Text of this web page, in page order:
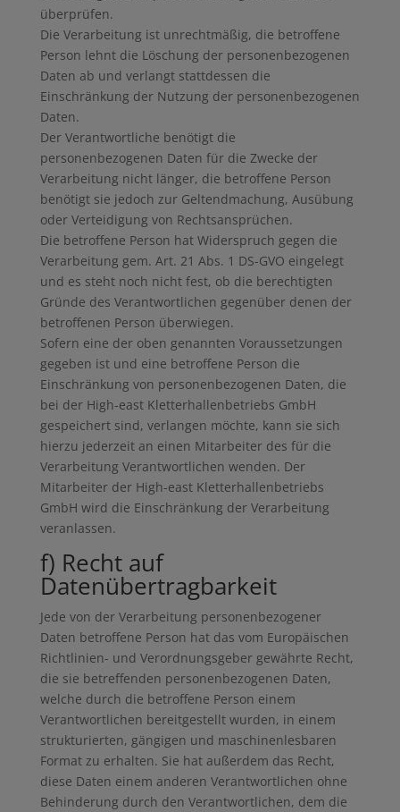
überprüfen.
Die Verarbeitung ist unrechtmäßig, die betroffene
Person lehnt die Löschung der personenbezogenen
Daten ab und verlangt stattdessen die
Einschränkung der Nutzung der personenbezogenen
Daten.
Der Verantwortliche benötigt die
personenbezogenen Daten für die Zwecke der
Verarbeitung nicht länger, die betroffene Person
benötigt sie jedoch zur Geltendmachung, Ausübung
oder Verteidigung von Rechtsansprüchen.
Die betroffene Person hat Widerspruch gegen die
Verarbeitung gem. Art. 21 Abs. 1 DS-GVO eingelegt
und es steht noch nicht fest, ob die berechtigten
Gründe des Verantwortlichen gegenüber denen der
betroffenen Person überwiegen.
Sofern eine der oben genannten Voraussetzungen
gegeben ist und eine betroffene Person die
Einschränkung von personenbezogenen Daten, die
bei der High-east Kletterhallenbetriebs GmbH
gespeichert sind, verlangen möchte, kann sie sich
hierzu jederzeit an einen Mitarbeiter des für die
Verarbeitung Verantwortlichen wenden. Der
Mitarbeiter der High-east Kletterhallenbetriebs
GmbH wird die Einschränkung der Verarbeitung
veranlassen.
f) Recht auf
Datenübertragbarkeit
Jede von der Verarbeitung personenbezogener
Daten betroffene Person hat das vom Europäischen
Richtlinien- und Verordnungsgeber gewährte Recht,
die sie betreffenden personenbezogenen Daten,
welche durch die betroffene Person einem
Verantwortlichen bereitgestellt wurden, in einem
strukturierten, gängigen und maschinenlesbaren
Format zu erhalten. Sie hat außerdem das Recht,
diese Daten einem anderen Verantwortlichen ohne
Behinderung durch den Verantwortlichen, dem die